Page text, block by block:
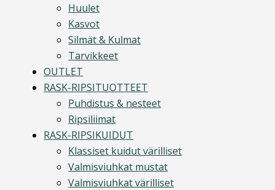
Huulet
Kasvot
Silmät & Kulmat
Tarvikkeet
OUTLET
RASK-RIPSITUOTTEET
Puhdistus & nesteet
Ripsiliimat
RASK-RIPSIKUIDUT
Klassiset kuidut värilliset
Valmisviuhkat mustat
Valmisviuhkat värilliset